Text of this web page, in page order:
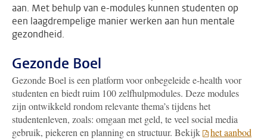
aan. Met behulp van e-modules kunnen studenten op
een laagdrempelige manier werken aan hun mentale
gezondheid.
Gezonde Boel
Gezonde Boel is een platform voor onbegeleide e-health voor
studenten en biedt ruim 100 zelfhulpmodules. Deze modules
zijn ontwikkeld rondom relevante thema’s tijdens het
studentenleven, zoals: omgaan met geld, te veel social media
gebruik, piekeren en planning en structuur. Bekijk
het aanbod